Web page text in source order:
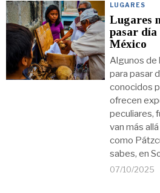
LUGARES
Lugares
pasar día
México
Algunos de
para pasar
conocidos
ofrecen
peculiares,
van más
como
sabes, en
07/10/2025